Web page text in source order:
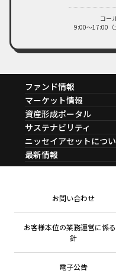
コー
9:00～17:00（
ファンド情報
ファンド情報TOP
基準価額一覧
ファンド検索
ファンド比較
決算カレンダー
海外休日カレンダー
投資信託新商品のご案内
ちょこっと3分！ファン
有価証券届出書の効力
こだわりのインデッ
なしシリーズ
確定拠出年金について
マーケット情報
マーケット情報TOP
マーケット指数
マーケットレポート
コラム
ファンドレポート
資産形成ポータル
資産形成ポータルTOP
資産形成サービス
Nダイレクト
資産形成サポート
NAMシティ
お問い合わせ
よくあるご質問
サステナビリティ
サステナビリティTOP
サステナビリティ経営
サステナブル投資
ニッセイアセットにつ
ニッセイアセットについ
会社情報
方針・その他開示情報
公式キャラクターのご
最新情報
マーケットニュース
メディアお問い合わせ
お客様本位の業務運営に係
針
電子公告